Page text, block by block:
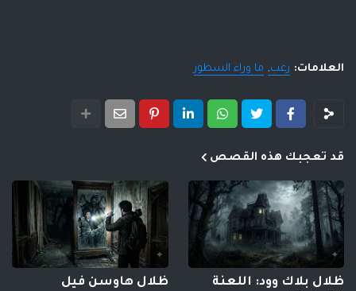
العلامات: رعب ما وراء السطور
قد تعجبك هذه القصص
ظلال بلاك وود: اللعنة
ظلال هاوسن فيل